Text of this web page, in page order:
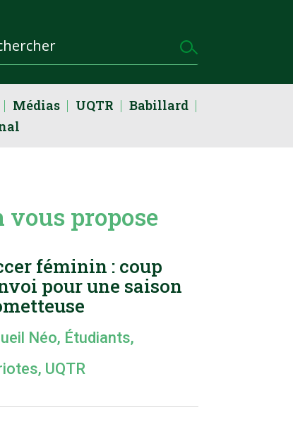
Médias UQTR
Babillard
vous propose
féminin : coup
pour une saison
Néo, Étudiants,
, UQTR